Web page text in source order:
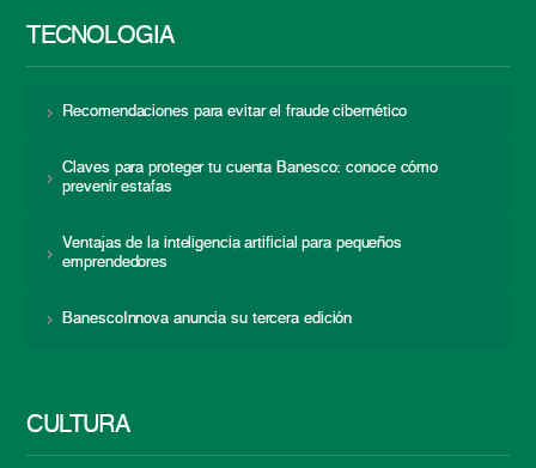
TECNOLOGÍA
Recomendaciones para evitar el fraude cibernético
Claves para proteger tu cuenta Banesco: conoce cómo
prevenir estafas
Ventajas de la inteligencia artificial para pequeños
emprendedores
BanescoInnova anuncia su tercera edición
CULTURA